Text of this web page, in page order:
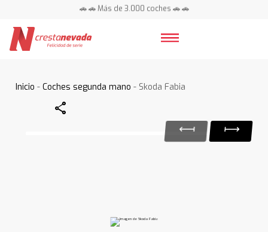
🚗 🚗 Más de 3.000 coches 🚗 🚗
Inicio -Coches segunda mano - Skoda Fabia
Share